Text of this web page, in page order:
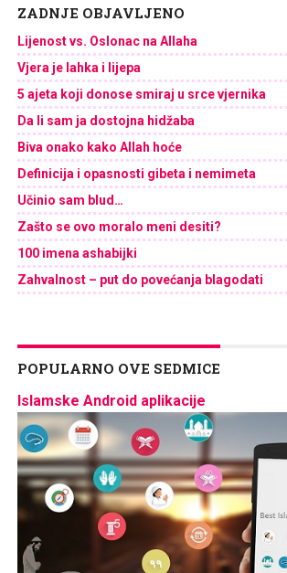
ZADNJE OBJAVLJENO
Lijenost vs. Oslonac na Allaha
Vjera je lahka i lijepa
5 ajeta koji donose smiraj u srce vjernika
Da li sam ja dostojna hidžaba
Biva onako kako Allah hoće
Definicija i opasnosti gibeta i nemimeta
Učinio sam blud…
Zašto se ovo moralo meni desiti?
100 imena ashabijki
Zahvalnost – put do povećanja blagodati
POPULARNO OVE SEDMICE
Islamske Android aplikacije